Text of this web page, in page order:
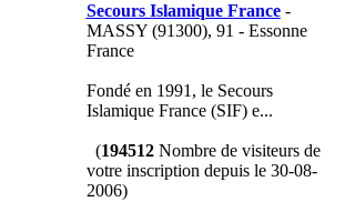
Secours Islamique France-
MASSY (91300), 91 - Essonne
France
Fondé en 1991, le Secours
Islamique France (SIF) e...
(194512Nombre de visiteurs de
votre inscription depuis le 30-08-
2006)